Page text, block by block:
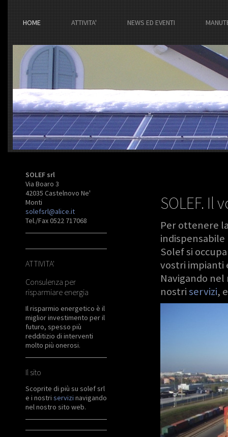
HOME ATTIVITA' NEWS ED EVENTI
SOLEF srl
Via Boaro 3
42035 Castelnovo Ne'
Monti
solefsrl@alice.it
Tel./Fax 0522 717068
ATTIVITA'
Consulenza per
risparmiare energia
Il risparmio energetico è il
miglior investimento per il
futuro, spesso più
redditizio di interventi
molto più onerosi.
Il sito
Scoprite di più su solef srl
e i nostri servizi navigando
nel nostro sito web.
SOLEF. Il
Per ottenere
Solef si
vostri impianti
Navigando
nostriservizi,